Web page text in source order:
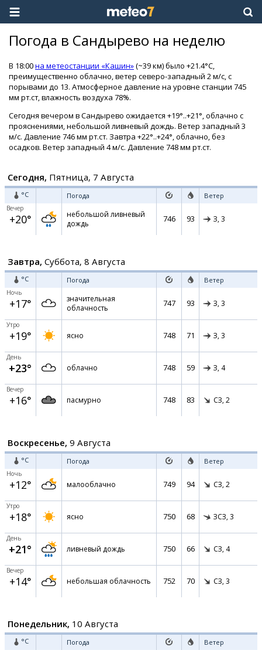
Погода в Сандырево на неделю
В 18:00на метеостанции «Кашин»(~39 км) было +21.4°C,
преимущественно облачно, ветер северо-западный 2 м/с, с
порывами до 13. Атмосферное давление на уровне станции 745
мм рт.ст, влажность воздуха 78%.
Сегодня вечером в Сандырево ожидается +19°..+21°, облачно с
прояснениями, небольшой ливневый дождь. Ветер западный 3
м/с. Давление 746 мм рт.ст. Завтра +22°..+24°, облачно, без
осадков. Ветер западный 4 м/с. Давление 748 мм рт.ст.
Сегодня, Пятница, 7 Августа
°C Погода Ветер
Вечер
+20°
небольшой ливневый
дождь
746 93 З, 3
Завтра, Суббота, 8 Августа
°C Погода Ветер
Ночь
+17°
значительная
облачность
747 93 З, 3
Утро
+19° ясно 748 71 З, 3
День
+23° облачно 748 59 З, 4
Вечер
+16° пасмурно 748 83 СЗ, 2
Воскресенье, 9 Августа
°C Погода Ветер
Ночь
+12° малооблачно 749 94 СЗ, 2
Утро
+18° ясно 750 68 ЗСЗ, 3
День
+21° ливневый дождь 750 66 СЗ, 4
Вечер
+14° небольшая облачность 752 70 СЗ, 3
Понедельник, 10 Августа
°C Погода Ветер